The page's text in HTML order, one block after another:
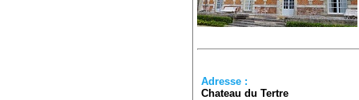
Adresse :
Chateau du Tertre